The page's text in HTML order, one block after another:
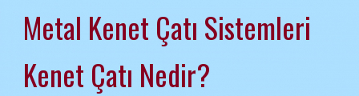
AYDIN KENET ÇATI
BALIKESİR KENET ÇATI
BİLECİK KENET ÇATI
Metal Kenet Çatı Sistemleri
Kenet Çatı Nedir?